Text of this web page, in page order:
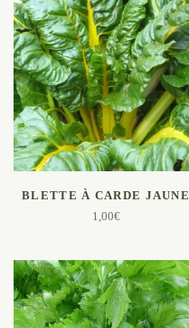
AJOUTER AU PANIER
BLETTE À CARDE JAUNE
1,00€